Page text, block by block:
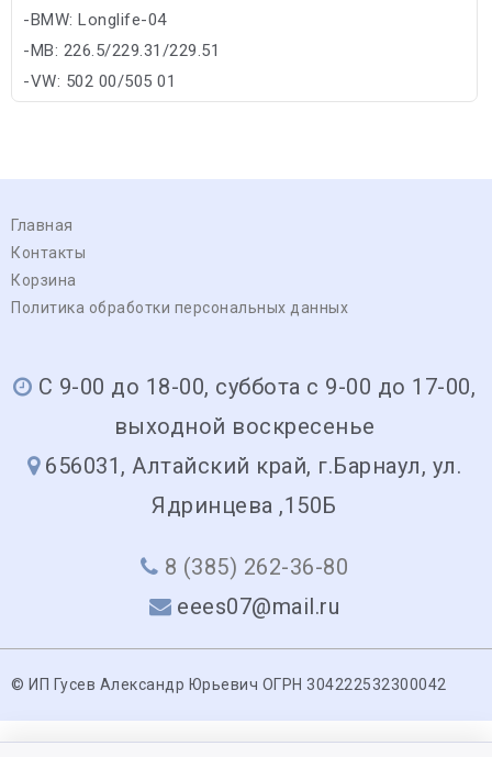
-BMW: Longlife-04
-MB: 226.5/229.31/229.51
-VW: 502 00/505 01
Главная
Контакты
Корзина
Политика обработки персональных данных
С 9-00 до 18-00, суббота с 9-00 до 17-00,
выходной воскресенье
656031, Алтайский край, г.Барнаул, ул.
Ядринцева ,150Б
8 (385) 262-36-80
eees07@mail.ru
© ИП Гусев Александр Юрьевич ОГРН 304222532300042